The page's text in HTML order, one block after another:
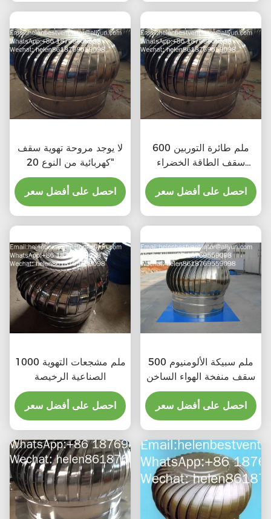
لا يوجد مروحة تهوية سقف
كهربائية من النوع 20"
احصل على أفضل سعر
600 ملم طائرة التوربين
سقف الطاقة الخضراء
مروحة الصرف الصحي
احصل على أفضل سعر
1000 ملم مشجعات التهوية
الصناعية الرخيصة
احصل على أفضل سعر
500 ملم سبيكة الألومنيوم
سقف منفخة الهواء الساخن
احصل على أفضل سعر